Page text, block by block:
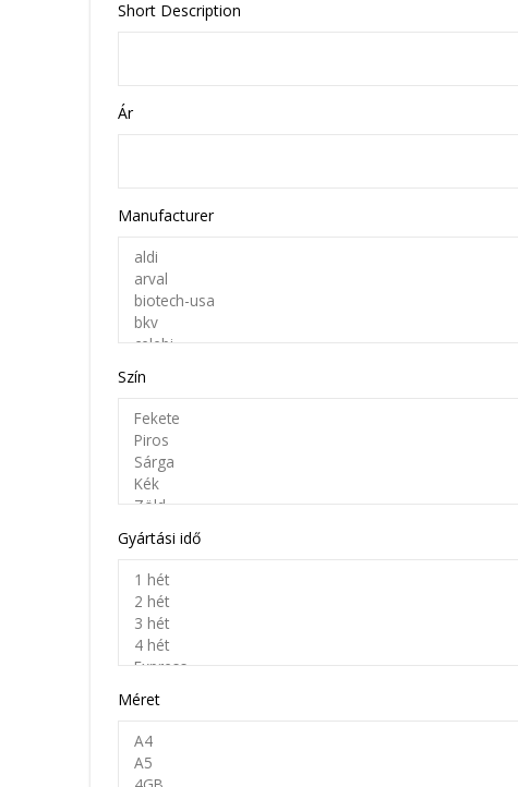
Short Description
Ár
Manufacturer
Szín
Gyártási idő
Méret